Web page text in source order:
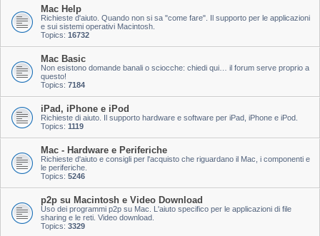
Mac Help
Richieste d'aiuto. Quando non si sa "come fare". Il supporto per le applicazioni
e sui sistemi operativi Macintosh.
Topics: 16732
Mac Basic
Non esistono domande banali o sciocche: chiedi qui… il forum serve proprio a
questo!
Topics: 7184
iPad, iPhone e iPod
Richieste di aiuto. Il supporto hardware e software per iPad, iPhone e iPod.
Topics: 1119
Mac - Hardware e Periferiche
Richieste d'aiuto e consigli per l'acquisto che riguardano il Mac, i componenti e
le periferiche.
Topics: 5246
p2p su Macintosh e Video Download
Uso dei programmi p2p su Mac. L'aiuto specifico per le applicazioni di file
sharing e le reti. Video download.
Topics: 3329